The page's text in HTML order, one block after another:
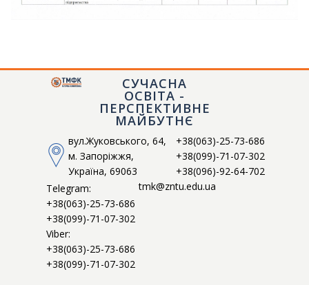
вул.Жуковського, 64,
м. Запоріжжя,
Україна, 69063
+38(063)-25-73-686
+38(099)-71-07-302
+38(096)-92-64-702
Telegram:
+38(063)-25-73-686
+38(099)-71-07-302
Viber:
+38(063)-25-73-686
+38(099)-71-07-302
tmk@zntu.edu.ua
СУЧАСНА
ОСВІТА -
ПЕРСПЕКТИВНЕ
МАЙБУТНЄ